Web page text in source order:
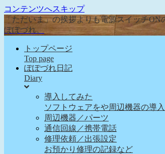
コンテンツへスキップ
「ただいま」の挨拶よりも電源スイッチ
ぽぽづれ。
トップページ
Top page
ぽぽづれ日記
Diary
導入してみた
ソフトウェアをや周辺機器の導入
周辺機器／パーツ
通信回線／携帯電話
修理依頼／出張設定
お預かり修理の記録など